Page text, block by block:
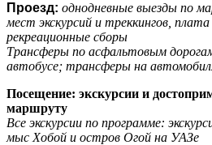
Проезд: однодневные выезды по
мест экскурсий и треккингов, плата
рекреационные сборы
Трансферы по асфальтовым
автобусе; трансферы на
Посещение: экскурсии и
маршруту
Все экскурсии по программе:
мыс Хобой и остров Огой на УАЗе